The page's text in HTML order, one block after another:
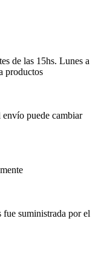
de las 15hs. Lunes a
productos
puede cambiar
suministrada por el